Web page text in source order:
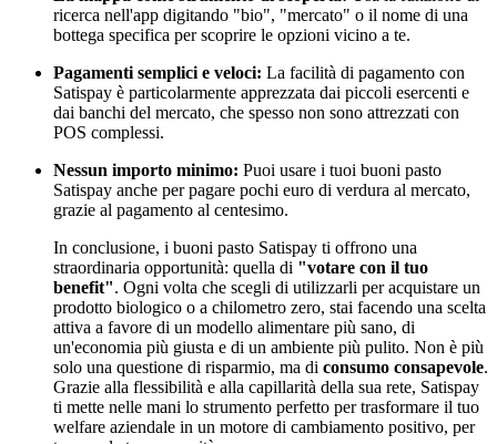
ricerca nell'app digitando "bio", "mercato" o il nome di una
bottega specifica per scoprire le opzioni vicino a te.
Pagamenti semplici e veloci: La facilità di pagamento con
Satispay è particolarmente apprezzata dai piccoli esercenti e
dai banchi del mercato, che spesso non sono attrezzati con
POS complessi.
Nessun importo minimo: Puoi usare i tuoi buoni pasto
Satispay anche per pagare pochi euro di verdura al mercato,
grazie al pagamento al centesimo.
In conclusione, i buoni pasto Satispay ti offrono una
straordinaria opportunità: quella di "votare con il tuo
benefit". Ogni volta che scegli di utilizzarli per acquistare un
prodotto biologico o a chilometro zero, stai facendo una scelta
attiva a favore di un modello alimentare più sano, di
un'economia più giusta e di un ambiente più pulito. Non è più
solo una questione di risparmio, ma di consumo consapevole.
Grazie alla flessibilità e alla capillarità della sua rete, Satispay
ti mette nelle mani lo strumento perfetto per trasformare il tuo
welfare aziendale in un motore di cambiamento positivo, per